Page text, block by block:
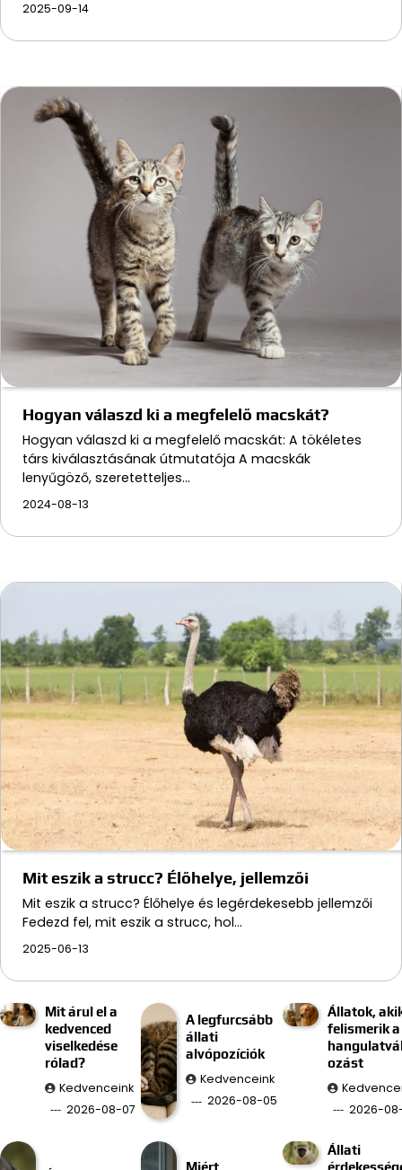
2025-09-14
Hogyan válaszd ki a megfelelő macskát?
Hogyan válaszd ki a megfelelő macskát: A tökéletes
társ kiválasztásának útmutatója A macskák
lenyűgöző, szeretetteljes…
2024-08-13
Mit eszik a strucc? Élőhelye, jellemzői
Mit eszik a strucc? Élőhelye és legérdekesebb jellemzői
Fedezd fel, mit eszik a strucc, hol…
2025-06-13
Mit árul el a
kedvenced
viselkedése
rólad?
Kedvenceink
2026-08-07
A legfurcsább
állati
alvópozíciók
Kedvenceink
2026-08-05
Állatok,
felismerik a
ozást
2026-
Miért
Állati